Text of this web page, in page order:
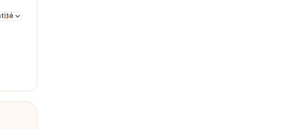
la quantité pour 2 jours 2 parcs Saison 2026